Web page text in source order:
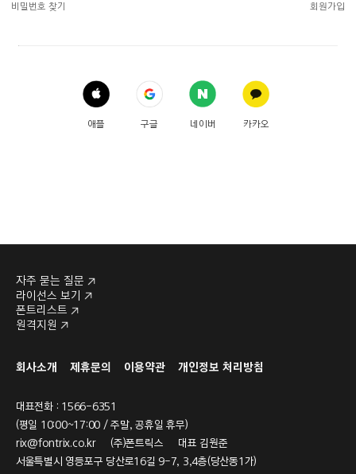
비밀번호 찾기 회원가입
애플 구글 네이버 카카오
자주 묻는 질문
라이선스 보기
폰트리스트
원격지원
회사소개 제휴문의 이용약관 개인정보 처리방침
대표전화 : 1566-6351
(평일 10:00~17:00 / 주말, 공휴일 휴무)
rix@fontrix.co.kr(주)폰트릭스 대표 김원준
서울특별시 영등포구 당산로16길 9-7, 3,4층(당산동1가)